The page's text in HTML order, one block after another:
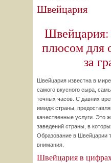
Швейцария
Швейцария:
плюсом для
за
Швейцария известна в
самого вкусного сыра,
точных часов. С давних
имидж страны,
качественные услуги. Это
заведений страны, в
Образование в Швейцарии
внимания.
Швейцария в